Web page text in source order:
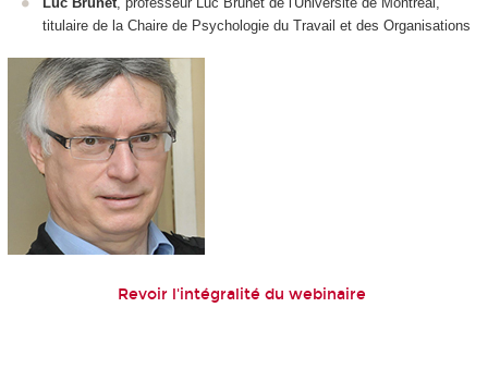
titulaire de la Chaire de Psychologie du Travail et des Organisations
Revoir l'intégralité du webinaire